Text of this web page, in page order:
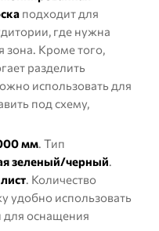
подходит для
где нужна
зона. Кроме того,
разделить
использовать для
под схему,
мм. Тип
зеленый/черный.
. Количество
удобно использовать
для оснащения